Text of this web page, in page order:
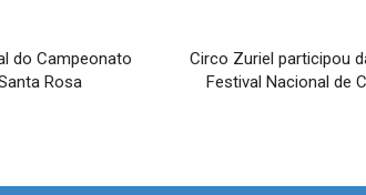
do Campeonato
Rosa
Circo Zuriel participou
Festival Nacional de